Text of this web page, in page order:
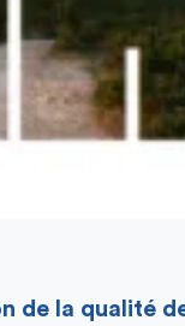
de la qualité